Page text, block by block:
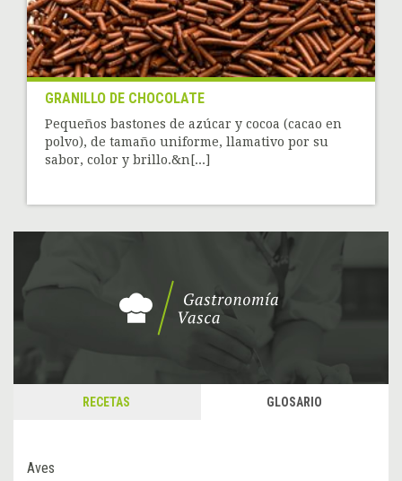
GRANILLO DE CHOCOLATE
Pequeños bastones de azúcar y cocoa (cacao en
polvo), de tamaño uniforme, llamativo por su
sabor, color y brillo.&n[...]
RECETAS GLOSARIO
Aves